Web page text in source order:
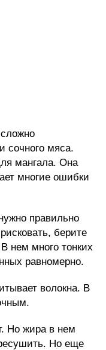
сочного мяса.
мангала. Она
многие ошибки
правильно
берите
нем много тонких
равномерно.
волокна. В
Но жира в нем
Но еще